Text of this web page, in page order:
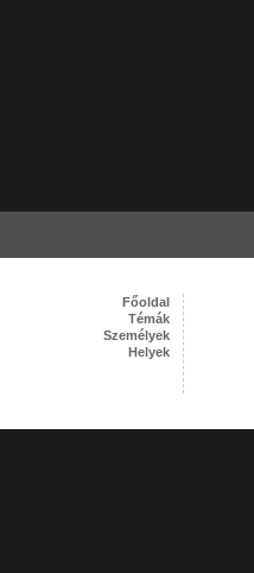
Főoldal
Témák
Személyek
Helyek